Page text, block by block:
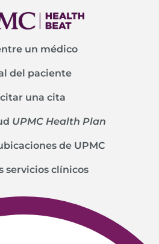
un médico
del paciente
una cita
UPMC Health Plan
de UPMC
servicios clínicos